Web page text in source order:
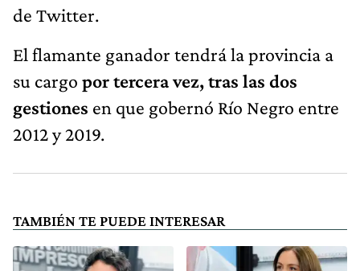
de Twitter.
El flamante ganador tendrá la provincia a
su cargo por tercera vez, tras las dos
gestiones en que gobernó Río Negro entre
2012 y 2019.
TAMBIÉN TE PUEDE INTERESAR